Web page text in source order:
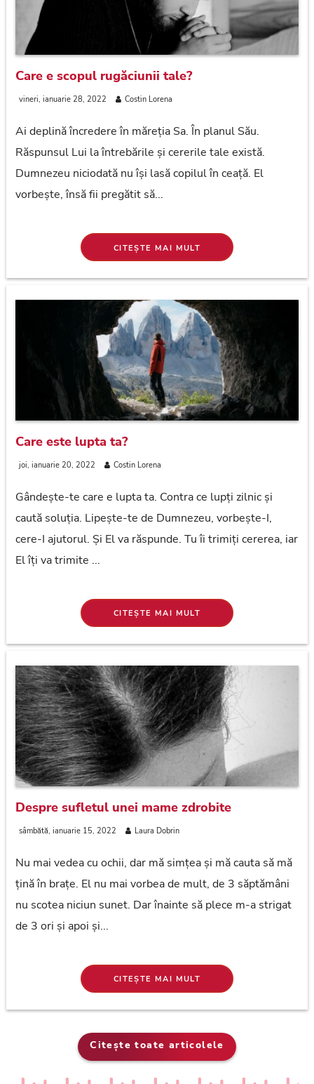
Care e scopul rugăciunii tale?
vineri, ianuarie 28, 2022 Costin Lorena
Ai deplină încredere în măreția Sa. În planul Său.
Răspunsul Lui la întrebările și cererile tale există.
Dumnezeu niciodată nu își lasă copilul în ceață. El
vorbește, însă fii pregătit să...
CITEȘTE MAI MULT
Care este lupta ta?
joi, ianuarie 20, 2022 Costin Lorena
Gândește-te care e lupta ta. Contra ce lupți zilnic și
caută soluția. Lipește-te de Dumnezeu, vorbește-I,
cere-I ajutorul. Și El va răspunde. Tu îi trimiți cererea, iar
El îți va trimite ...
CITEȘTE MAI MULT
Despre sufletul unei mame zdrobite
sâmbătă, ianuarie 15, 2022 Laura Dobrin
Nu mai vedea cu ochii, dar mă simțea și mă cauta să mă
țină în brațe. El nu mai vorbea de mult, de 3 săptămâni
nu scotea niciun sunet. Dar înainte să plece m-a strigat
de 3 ori și apoi și...
CITEȘTE MAI MULT
Citește toate articolele